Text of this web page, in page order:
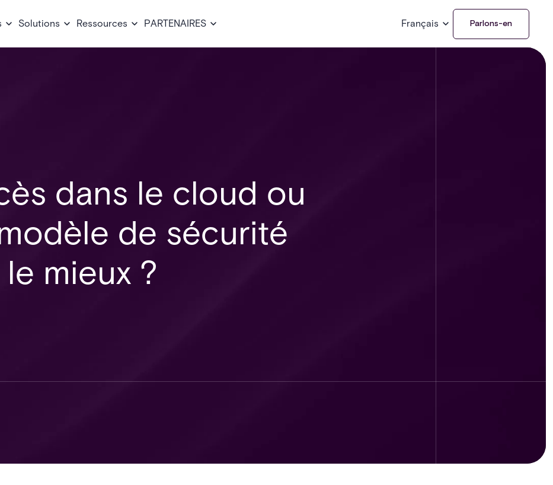
Solutions Ressources PARTENAIRES Français Parlons-en
dans le cloud ou
de sécurité
mieux ?